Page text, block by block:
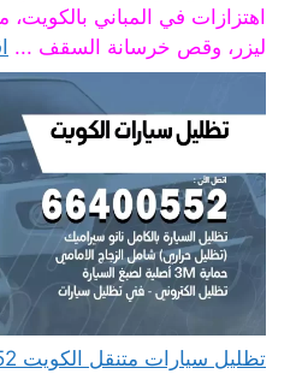
اهتزازات في المباني
ليزر، وقص خرسانة السقف ...